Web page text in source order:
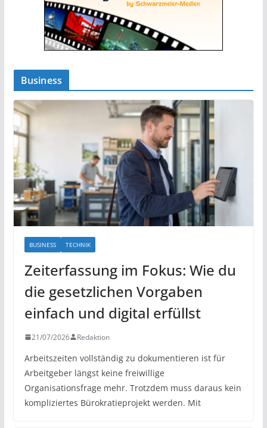
Business
BUSINESS TECHNIK
Zeiterfassung im Fokus: Wie du
die gesetzlichen Vorgaben
einfach und digital erfüllst
21/07/2026 Redaktion
Arbeitszeiten vollständig zu dokumentieren ist für
Arbeitgeber längst keine freiwillige
Organisationsfrage mehr. Trotzdem muss daraus kein
kompliziertes Bürokratieprojekt werden. Mit